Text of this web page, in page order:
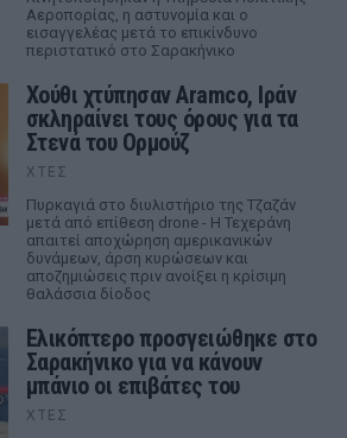
Αεροπορίας, η αστυνομία και ο
εισαγγελέας μετά το επικίνδυνο
περιστατικό στο Σαρακήνικο
Χούθι χτύπησαν Aramco, Ιράν
σκληραίνει τους όρους για τα
Στενά του Ορμούζ
ΧΤΕΣ
Πυρκαγιά στο διυλιστήριο της Τζαζάν
μετά από επίθεση drone - Η Τεχεράνη
απαιτεί αποχώρηση αμερικανικών
δυνάμεων, άρση κυρώσεων και
αποζημιώσεις πριν ανοίξει η κρίσιμη
θαλάσσια δίοδος
Ελικόπτερο προσγειώθηκε στο
Σαρακήνικο για να κάνουν
μπάνιο οι επιβάτες του
ΧΤΕΣ